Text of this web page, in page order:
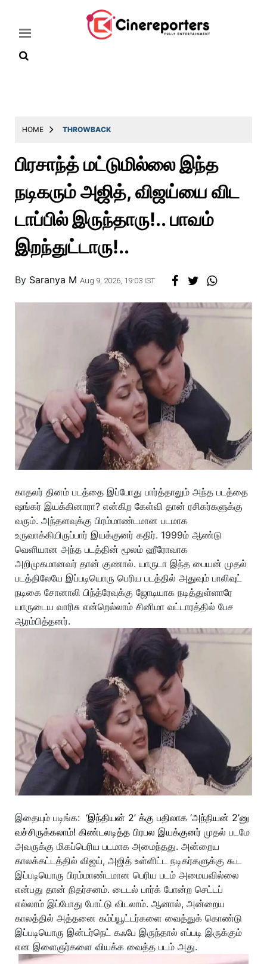
Latest
Throwback
Television
Reviews
Story
HOME THROWBACK
பிரசாந்த் மட்டுமில்லை இந்த
நடிகரும் அஜித், விஜய்யை விட
டாப்பில் இருந்தாரு!.. பாவம்
இறந்துட்டாரு!..
By Saranya M Aug 9, 2026, 19:03 IST
காதலர் தினம் படத்தை இப்போது பார்த்தாலும் அந்த படத்தை
ஷங்கர் இயக்கினாரா? என்கிற கேள்வி தான் ரசிகர்களுக்கு
வரும். அந்தளவுக்கு பிரம்மாண்டமான படமாக
உருவாக்கியிருப்பார் இயக்குனர் கதிர். 1999ம் ஆண்டு
வெளியான அந்த படத்தின் மூலம் ஹீரோவாக
அறிமுகமானவர் தான் குணால். யாருடா இந்த பையன் முதல்
படத்திலேயே இப்படியொரு பெரிய படத்தில் அதுவும் பாலிவுட்
நடிகை சோனாலி பிந்த்ரேவுக்கு ஜோடியாக நடித்துள்ளாரே
யாருடைய வாரிசு என்றெல்லாம் சினிமா வட்டாரத்தில் பேச
ஆரம்பித்தனர்.
இதையும் படிங்க: ‘இந்தியன் 2’ க்கு பதிலாக ‘அந்நியன் 2’னு
வச்சிருக்கலாம்! கிண்டலடித்த பிரபல இயக்குனர் முதல் படமே
அவருக்கு மிகப்பெரிய படமாக அமைந்தது. அன்றைய
காலக்கட்டத்தில் விஜய், அஜித் உள்ளிட்ட நடிகர்களுக்கு கூட
இப்படியொரு பிரம்மாண்டமான பெரிய படம் அமையவில்லை
என்பது தான் நிதர்சனம். டைடல் பார்க் போன்ற செட்டப்
எல்லாம் இப்போது போட்டு விடலாம். ஆனால், அன்றைய
காலத்தில் அத்தனை கம்ப்யூட்டர்களை வைத்துக் கொண்டு
இப்படியொரு இன்டர்நெட் கஃபே இருந்தால் எப்படி இருக்கும்
என இளைஞர்களை வியக்க வைத்த படம் அது.